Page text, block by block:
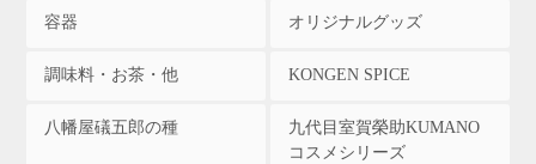
容器 オリジナルグッズ
調味料・お茶・他 KONGEN SPICE
八幡屋礒五郎の種
九代目室賀榮助KUMANO
コスメシリーズ